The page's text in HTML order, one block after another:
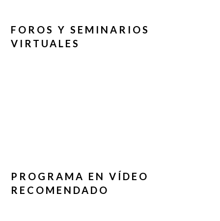
FOROS Y SEMINARIOS
VIRTUALES
PROGRAMA EN VÍDEO
RECOMENDADO